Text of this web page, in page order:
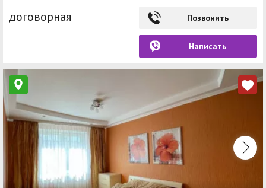
договорная Позвонить
Написать